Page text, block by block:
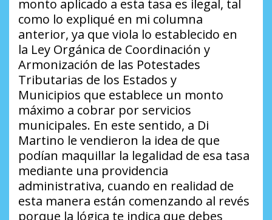
monto aplicado a esta tasa es ilegal, tal
como lo expliqué en mi columna
anterior, ya que viola lo establecido en
la Ley Orgánica de Coordinación y
Armonización de las Potestades
Tributarias de los Estados y
Municipios que establece un monto
máximo a cobrar por servicios
municipales. En este sentido, a Di
Martino le vendieron la idea de que
podían maquillar la legalidad de esa tasa
mediante una providencia
administrativa, cuando en realidad de
esta manera están comenzando al revés
porque la lógica te indica que debes